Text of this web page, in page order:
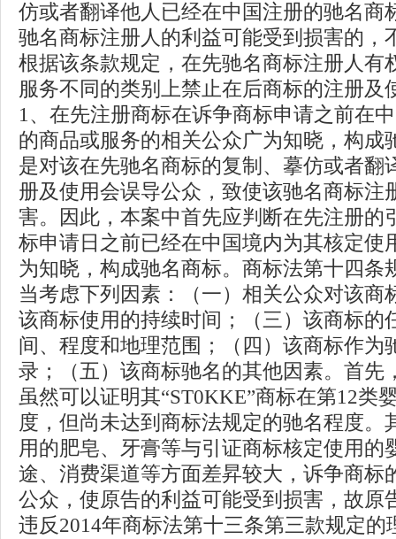
仿或者翻译他人已经在中国注册的驰名商
驰名商标注册人的利益可能受到损害的，
根据该条款规定，在先驰名商标注册人有
服务不同的类别上禁止在后商标的注册及
1、在先注册商标在诉争商标申请之前在
的商品或服务的相关公众广为知晓，构成
是对该在先驰名商标的复制、摹仿或者翻
册及使用会误导公众，致使该驰名商标注
害。因此，本案中首先应判断在先注册的
标申请日之前已经在中国境内为其核定使
为知晓，构成驰名商标。商标法第十四条
当考虑下列因素：（一）相关公众对该商
该商标使用的持续时间；（三）该商标的
间、程度和地理范围；（四）该商标作为
录；（五）该商标驰名的其他因素。首先
虽然可以证明其“ST0KKE”商标在第12类
度，但尚未达到商标法规定的驰名程度。
用的肥皂、牙膏等与引证商标核定使用的
途、消费渠道等方面差昇较大，诉争商标
公众，使原告的利益可能受到损害，故原
违反2014年商标法第十三条第三款规定的